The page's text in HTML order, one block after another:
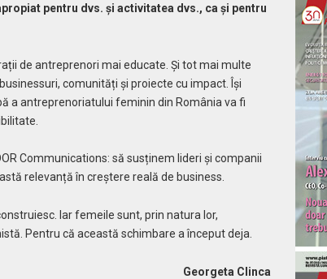
pentru dvs. și activitatea dvs., ca și pentru
de antreprenori mai educate. Și tot mai multe
comunități și proiecte cu impact. Își
a antreprenoriatului feminin din România va fi
Communications: să susținem lideri și companii
relevanță în creștere reală de business.
Iar femeile sunt, prin natura lor,
Pentru că această schimbare a început deja.
Georgeta Clinca